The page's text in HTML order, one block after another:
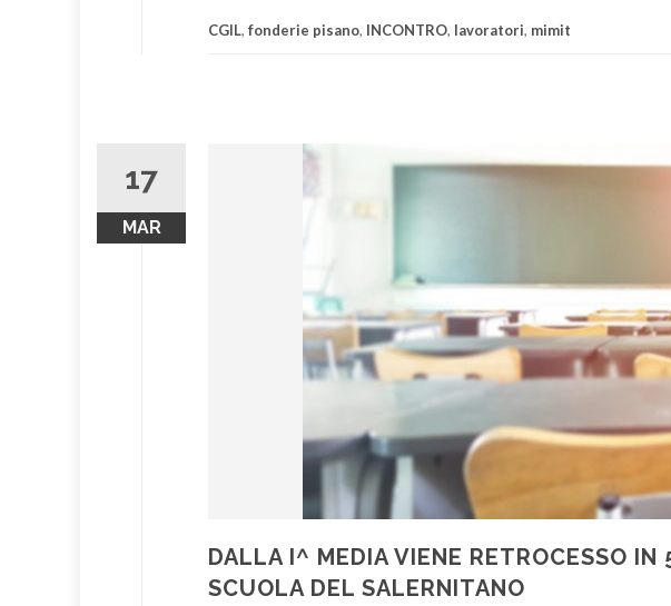
CGIL, fonderie pisano, INCONTRO, lavoratori, mimit
17
MAR
DALLA I^ MEDIA VIENE RETROCESSO
SCUOLA DEL SALERNITANO